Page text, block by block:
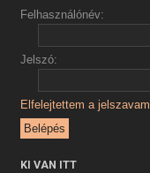
Felhasználónév:
Jelszó:
Elfelejtettem a jelszavam
KI VAN ITT